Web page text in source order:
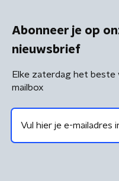
Abonneer je op
nieuwsbrief
Elke zaterdag het beste
mailbox